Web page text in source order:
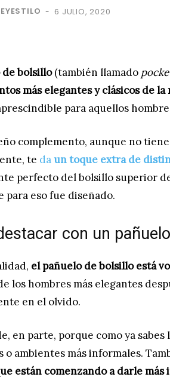
- 6 JULIO, 2020
de bolsillo(también llamado
más elegantes y clásicos de la
para aquellos
complemento, aunque no
te da un toque extra de
perfecto del bolsillo superior
para eso fue diseñado.
con un
el pañuelo de bolsillo está
los hombres más elegantes
en el olvido.
en parte, porque como ya
o ambientes más informales.
están comenzando a darle